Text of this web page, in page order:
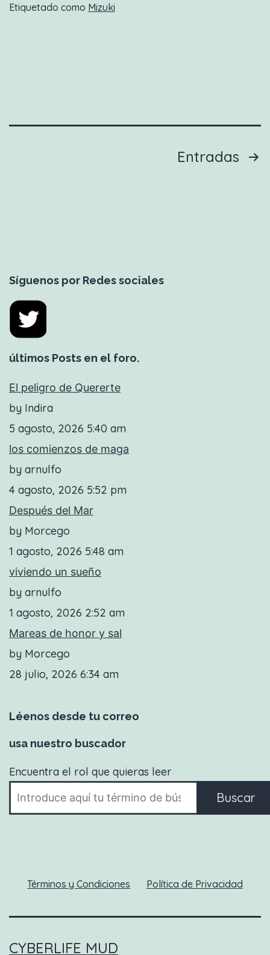
Etiquetado como Mizuki
Entradas
Síguenos por Redes sociales
últimos Posts en el foro.
El peligro de Quererte
by Indira
5 agosto, 2026 5:40 am
los comienzos de maga
by arnulfo
4 agosto, 2026 5:52 pm
Después del Mar
by Morcego
1 agosto, 2026 5:48 am
viviendo un sueño
by arnulfo
1 agosto, 2026 2:52 am
Mareas de honor y sal
by Morcego
28 julio, 2026 6:34 am
Léenos desde tu correo
usa nuestro buscador
Encuentra el rol que quieras leer
Buscar
Términos y Condiciones Política de Privacidad
CYBERLIFE MUD